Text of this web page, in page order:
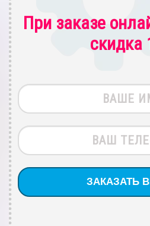
При заказе
скидка